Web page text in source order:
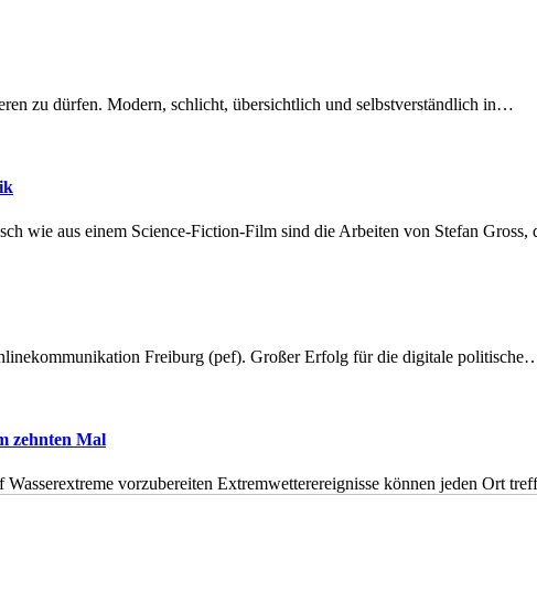
zu dürfen. Modern, schlicht, übersichtlich und selbstverständlich in…
wie aus einem Science-Fiction-Film sind die Arbeiten von Stefan
Freiburg (pef). Großer Erfolg für die digitale
zehnten Mal
vorzubereiten Extremwetterereignisse können jeden Ort